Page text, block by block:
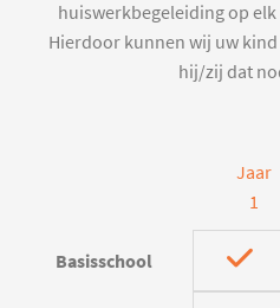
huiswerkbegeleiding op
Hierdoor kunnen wij uw
hij/zij dat
Jaar
1
Basisschool